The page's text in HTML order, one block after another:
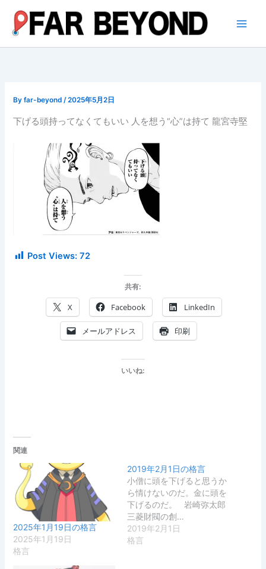
ス
Byfar-beyond/2025年5月2日
下げる頭持ってなくてもいい 人を想う“心”は持て 龍宮寺堅
Post Views: 72
共有:
X Facebook LinkedIn
メールアドレス 印刷
いいね:
関連
2025年1月19日の格言
2025年1月19日
格言
2019年2月1日の格言
小僧に頭を下げると思うか
ら情けないのだ。金に頭を
下げるのだ。 岩崎弥太郎
三菱財閥の創…
2019年2月1日
格言